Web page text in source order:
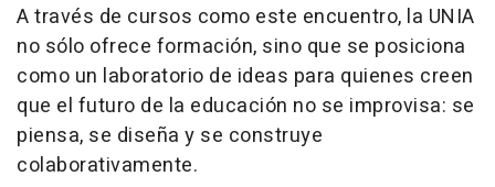
A través de cursos como este encuentro, la UNIA
no sólo ofrece formación, sino que se posiciona
como un laboratorio de ideas para quienes creen
que el futuro de la educación no se improvisa: se
piensa, se diseña y se construye
colaborativamente.